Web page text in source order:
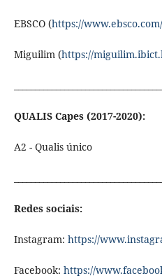
EBSCO (https://
Miguilim (https://
QUALIS Capes (2017-2020):
A2 - Qualis único
Redes sociais:
Instagram: https://
Facebook: https://